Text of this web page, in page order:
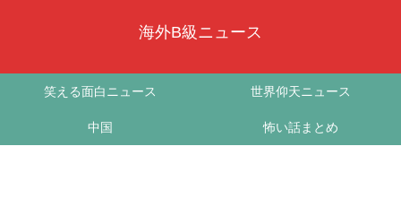
海外B級ニュース
笑える面白ニュース 世界仰天ニュース
中国 怖い話まとめ